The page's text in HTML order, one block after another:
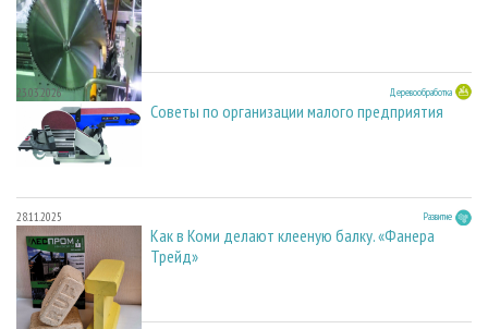
23.03.2026 Деревообработка
Советы по организации малого предприятия
28.11.2025 Развитие
Как в Коми делают клееную балку. «Фанера
Трейд»